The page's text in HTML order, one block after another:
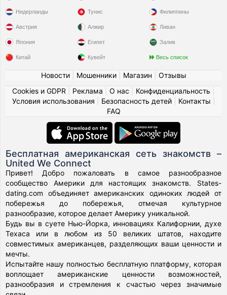
Нидерланды
Австрия
Япония
Китай
Тунис
Алжир
Египет
Кувейт
Филиппины
Ливан
Залив
Весь список
Новости| Мошенники| Магазин
Отзывы
Cookies и GDPR
Реклама О нас Конфиденциальность
Условия использования
Безопасность детей| Контакты
FAQ
Бесплатная американская сеть знакомств –
United We Connect
Привет! Добро пожаловать в самое разнообразное
сообщество Америки для настоящих знакомств. States-
dating.com объединяет американских одиноких людей от
побережья до побережья, отмечая культурное
разнообразие, которое делает Америку уникальной.
Будь вы в суете Нью-Йорка, инновациях Калифорнии, духе
Техаса или в любом из 50 великих штатов, находите
совместимых американцев, разделяющих ваши ценности и
мечты.
Испытайте нашу полностью бесплатную платформу, которая
воплощает американские ценности возможностей,
разнообразия и стремления к счастью через значимые